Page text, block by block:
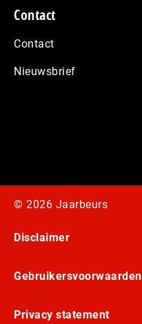
Contact
Contact
Nieuwsbrief
© 2026 Jaarbeurs
Disclaimer
Gebruikersvoorwaarden
Privacy statement